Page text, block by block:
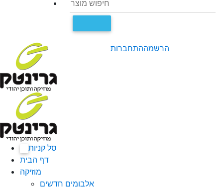
התחברותהרשמה
סל קניות
דף הבית
מוזיקה
אלבומים חדשים